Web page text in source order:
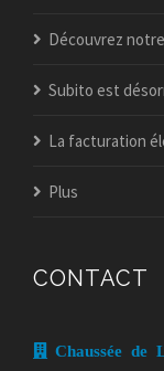
Découvrez notre
Subito est
La facturation
Plus
CONTACT
Chaussée de